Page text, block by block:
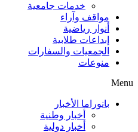
خدمات جامعية
مواقف وآراء
أنوار رياضية
إبداعات طلابية
الجمعيات والسفارات
منوعات
Menu
بانوراما الأخبار
أخبار وطنية
أخبار دولية